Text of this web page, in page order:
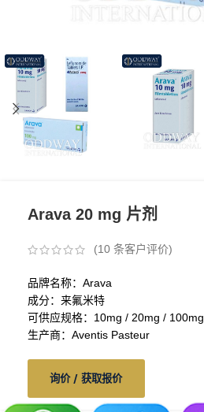
Arava 20 mg 片剂
(10 条客户评价)
品牌名称：Arava
成分：来氟米特
可供应规格：10mg / 20mg / 100mg
生产商：Aventis Pasteur
询价 / 获取报价